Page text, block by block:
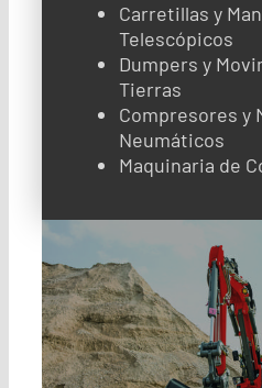
Carretillas y
Telescópicos
Dumpers y
Tierras
Compresores y
Neumáticos
Maquinaria de